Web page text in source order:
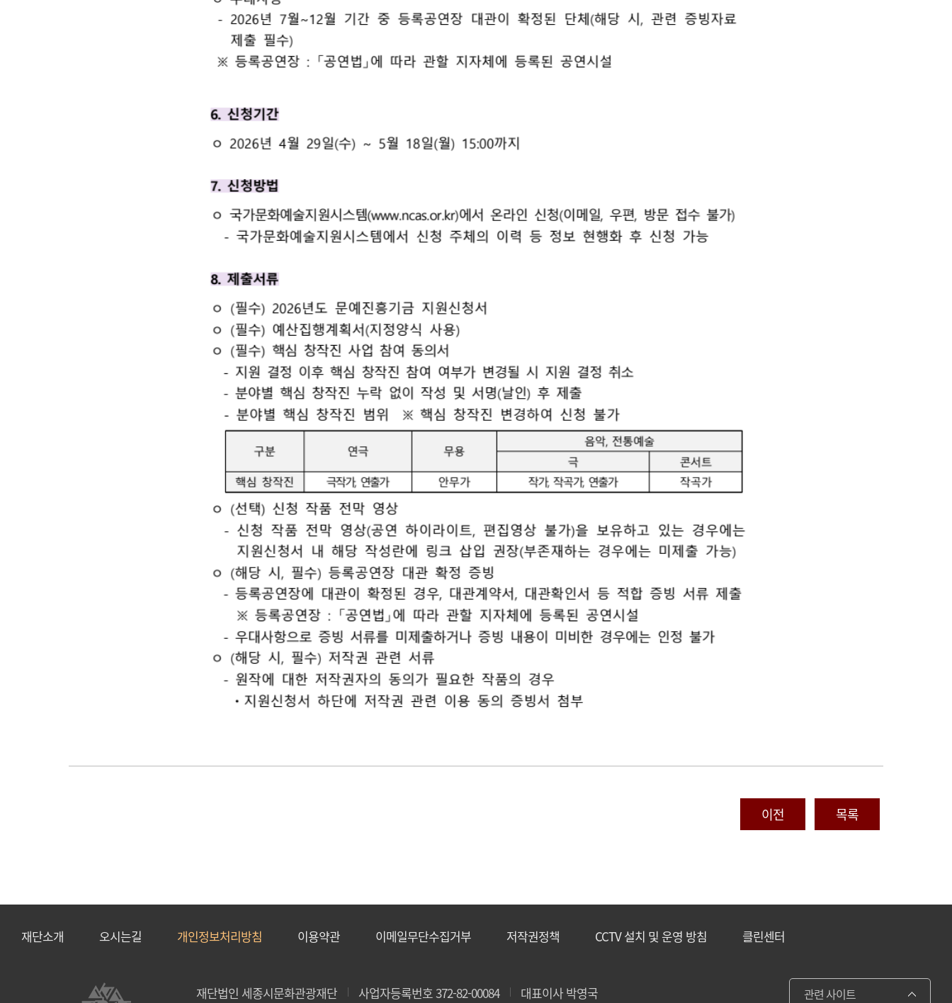
이전 목록
재단소개 오시는길 개인정보처리방침 이용약관 이메일무단수집거부 저작권정책 CCTV 설치 및 운영 방침 클린센터
관련 사이트
재단법인 세종시문화관광재단 사업자등록번호 372-82-00084 대표이사 박영국